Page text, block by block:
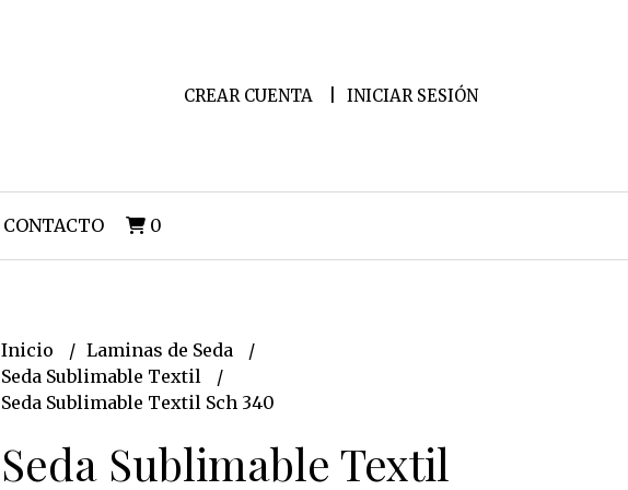
CREAR CUENTA INICIAR SESIÓN
CONTACTO 0
Inicio
Laminas de Seda
Seda Sublimable Textil
Seda Sublimable Textil Sch 340
Seda Sublimable Textil